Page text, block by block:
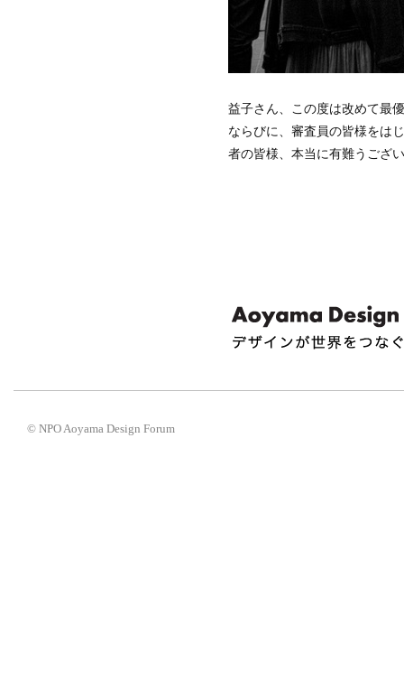
益子さん、この度は改めて最
ならびに、審査員の皆様をは
者の皆様、本当に有難うござ
© NPO Aoyama Design Forum